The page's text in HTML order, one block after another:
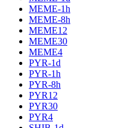
MEME-1h
MEME-8h
MEME12
MEME30
MEME4
PYR-1d
PYR-1h
PYR-8h
PYR12
PYR30
PYR4